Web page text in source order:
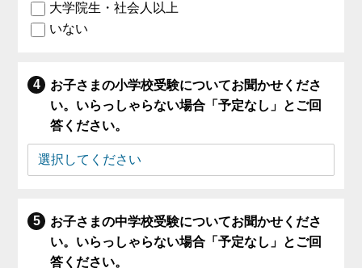
大学院生・社会人以上
いない
お子さまの小学校受験についてお聞かせくださ
い。いらっしゃらない場合「予定なし」とご回
答ください。
お子さまの中学校受験についてお聞かせくださ
い。いらっしゃらない場合「予定なし」とご回
答ください。